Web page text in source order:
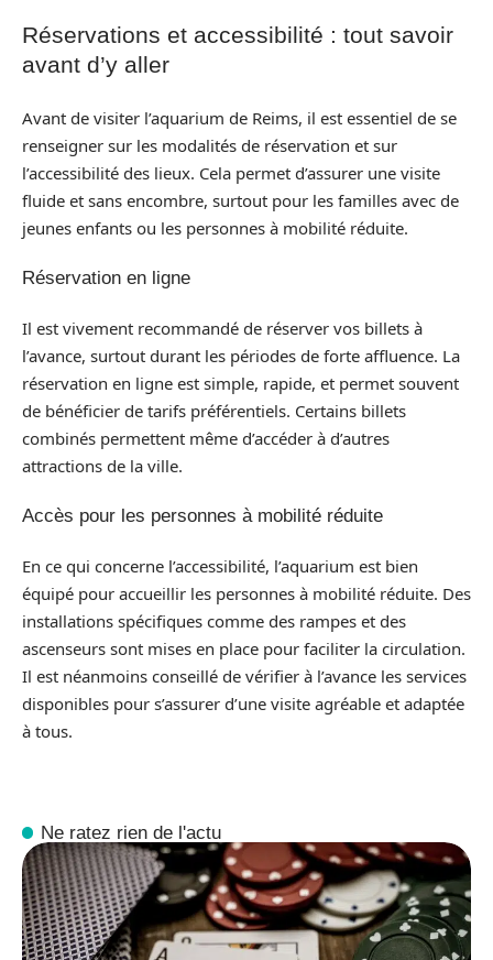
Réservations et accessibilité : tout savoir
avant d’y aller
Avant de visiter l’aquarium de Reims, il est essentiel de se
renseigner sur les modalités de réservation et sur
l’accessibilité des lieux. Cela permet d’assurer une visite
fluide et sans encombre, surtout pour les familles avec de
jeunes enfants ou les personnes à mobilité réduite.
Réservation en ligne
Il est vivement recommandé de réserver vos billets à
l’avance, surtout durant les périodes de forte affluence. La
réservation en ligne est simple, rapide, et permet souvent
de bénéficier de tarifs préférentiels. Certains billets
combinés permettent même d’accéder à d’autres
attractions de la ville.
Accès pour les personnes à mobilité réduite
En ce qui concerne l’accessibilité, l’aquarium est bien
équipé pour accueillir les personnes à mobilité réduite. Des
installations spécifiques comme des rampes et des
ascenseurs sont mises en place pour faciliter la circulation.
Il est néanmoins conseillé de vérifier à l’avance les services
disponibles pour s’assurer d’une visite agréable et adaptée
à tous.
Ne ratez rien de l'actu